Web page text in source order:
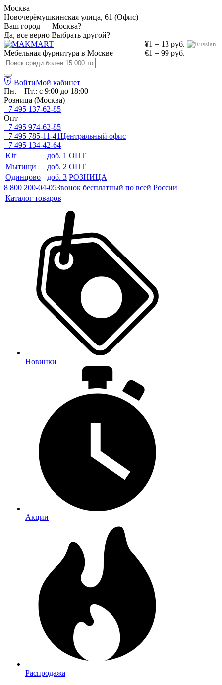
Москва
Новочерёмушкинская улица, 61 (Офис)
Ваш город — Москва?
Да, все верно Выбрать другой?
¥1 = 13 руб.
€1 = 99 руб.
Мебельная фурнитура в Москве
ВойтиМой кабинет
Пн. – Пт.: с 9:00 до 18:00
Розница (Москва)
+7 495 137-62-85
Опт
+7 495 974-62-85
+7 495 785-11-41Центральный офис
+7 495 134-42-64
Юг
доб. 1 ОПТ
Мытищи
доб. 2 ОПТ
Одинцово
доб. 3 РОЗНИЦА
8 800 200-04-05Звонок бесплатный по всей России
Каталог товаров
Новинки
Акции
Распродажа